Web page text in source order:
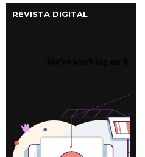
REVISTA DIGITAL